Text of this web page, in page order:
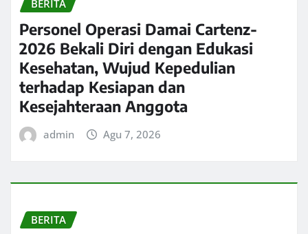
BERITA
Personel Operasi Damai Cartenz-
2026 Bekali Diri dengan Edukasi
Kesehatan, Wujud Kepedulian
terhadap Kesiapan dan
Kesejahteraan Anggota
admin Agu 7, 2026
BERITA